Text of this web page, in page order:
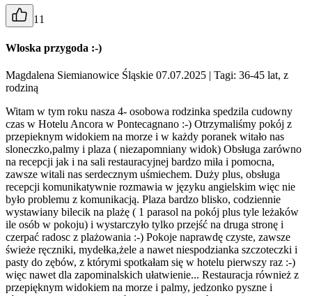
11
Wloska przygoda :-)
Magdalena Siemianowice Śląskie 07.07.2025 | Tagi: 36-45 lat, z
rodziną
Witam w tym roku nasza 4- osobowa rodzinka spedzila cudowny
czas w Hotelu Ancora w Pontecagnano :-) Otrzymaliśmy pokój z
przepieknym widokiem na morze i w każdy poranek witało nas
sloneczko,palmy i plaza ( niezapomniany widok) Obsługa zarówno
na recepcji jak i na sali restauracyjnej bardzo miła i pomocna,
zawsze witali nas serdecznym uśmiechem. Duży plus, obsługa
recepcji komunikatywnie rozmawia w języku angielskim więc nie
było problemu z komunikacją. Plaza bardzo blisko, codziennie
wystawiany bilecik na plażę ( 1 parasol na pokój plus tyle leżaków
ile osób w pokoju) i wystarczyło tylko przejść na druga stronę i
czerpać radosc z plażowania :-) Pokoje naprawdę czyste, zawsze
świeże ręczniki, mydełka,żele a nawet niespodzianka szczoteczki i
pasty do zębów, z którymi spotkałam się w hotelu pierwszy raz :-)
więc nawet dla zapominalskich ułatwienie... Restauracja również z
przepięknym widokiem na morze i palmy, jedzonko pyszne i